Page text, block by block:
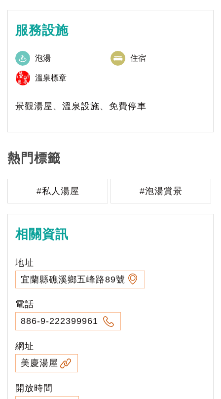
服務設施
泡湯 住宿
溫泉標章
景觀湯屋、溫泉設施、免費停車
熱門標籤
#私人湯屋 #泡湯賞景
相關資訊
地址
宜蘭縣礁溪鄉五峰路89號
電話
886-9-222399961
網址
美慶湯屋
開放時間